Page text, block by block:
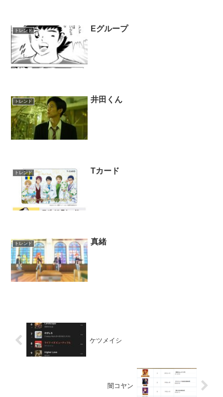
トレンド Eグループ
トレンド 井田くん
トレンド Tカード
トレンド 真緒
ケツメイシ
闇コヤン